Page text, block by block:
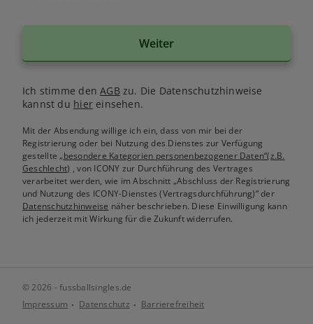
Weiter
Ich stimme denAGB zu. Die Datenschutzhinweise
kannst du hiereinsehen.
Mit der Absendung willige ich ein, dass von mir bei der
Registrierung oder bei Nutzung des Dienstes zur Verfügung
gestellte„besondere Kategorien personenbezogener Daten“(z.B.
Geschlecht) , von ICONY zur Durchführung des Vertrages
verarbeitet werden, wie im Abschnitt „Abschluss der Registrierung
und Nutzung des ICONY-Dienstes (Vertragsdurchführung)“ der
Datenschutzhinweise näher beschrieben. Diese Einwilligung kann
ich jederzeit mit Wirkung für die Zukunft widerrufen.
© 2026 - fussballsingles.de
Impressum
Datenschutz Barrierefreiheit